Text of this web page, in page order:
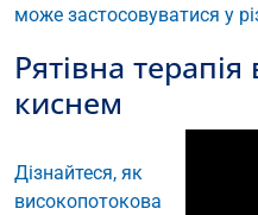
може застосовуватися у
Рятівна
киснем
Дізнайтеся, як
високопотокова